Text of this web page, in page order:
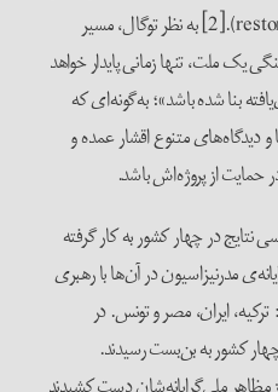
انقلاب است (restoration–revolution).[2] به نظر توگال، مسیر
یک ملت، تنها زمانی پایدار خواهد
بنا شده باشد»؛ به‌گونه‌ای که
دیدگاه‌های متنوع اقشار‌ عمده‌ و
از پروژه‌اش باشد.
در چهار کشور به کار گرفته
مدرنیزاسیون در آن‌ها با رهبری
ایران، مصر و تونس. در
کشور به بن‌بست رسیدند.